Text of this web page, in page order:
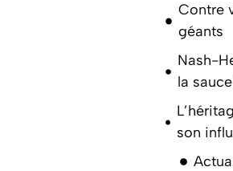
Contre
géants
Nash-
la
son